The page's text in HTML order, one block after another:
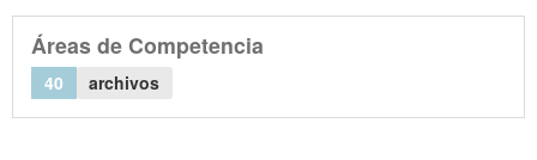
Áreas de Competencia
40 archivos